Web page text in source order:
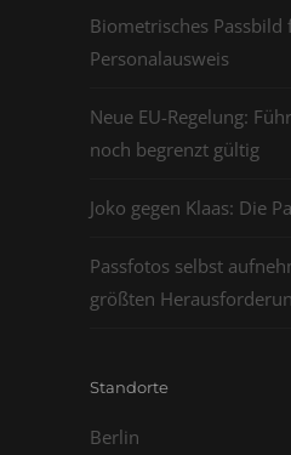
Biometrisches Passbild
Personalausweis
Neue EU-Regelung:
noch begrenzt gültig
Joko gegen Klaas: Die
Passfotos selbst
größten
Standorte
Berlin